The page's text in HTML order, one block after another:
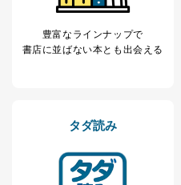
等をご利用の方の
サー
当社
よび
お問
ー等
※上記の利用目的のうち
ータ（開示対象個人情報）
豊富なラインナップで
書店に並ばない本とも出会える
タダ読み